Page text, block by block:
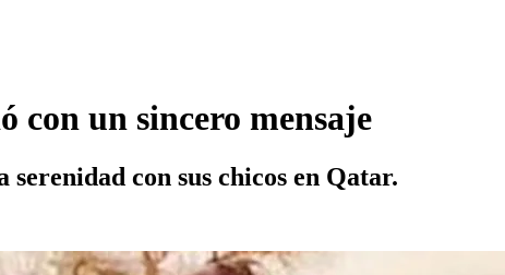
con un sincero mensaje
con sus chicos en Qatar.